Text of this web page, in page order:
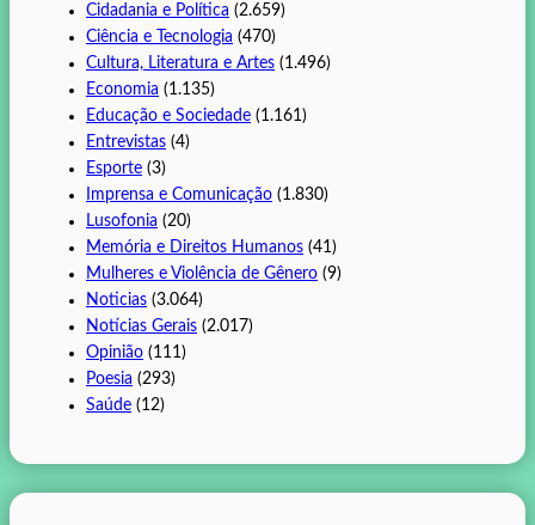
Cidadania e Política (2.659)
Ciência e Tecnologia (470)
Cultura, Literatura e Artes (1.496)
Economia (1.135)
Educação e Sociedade (1.161)
Entrevistas (4)
Esporte (3)
Imprensa e Comunicação (1.830)
Lusofonia (20)
Memória e Direitos Humanos (41)
Mulheres e Violência de Gênero (9)
Noticias (3.064)
Notícias Gerais (2.017)
Opinião (111)
Poesia (293)
Saúde (12)